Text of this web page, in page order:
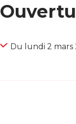
Du lundi 2